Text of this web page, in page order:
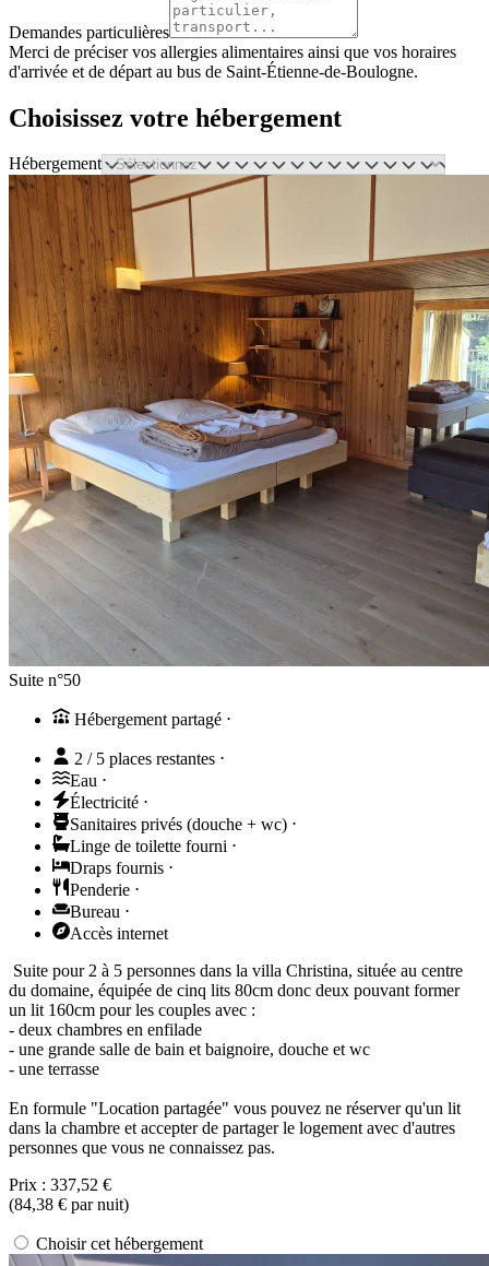
Demandes particulières
Merci de préciser vos allergies alimentaires ainsi que vos horaires
d'arrivée et de départ au bus de Saint-Étienne-de-Boulogne.
Choisissez votre hébergement
Hébergement
Suite n°50
Hébergement partagé ⋅
2 / 5 places restantes ⋅
Eau ⋅
Électricité ⋅
Sanitaires privés (douche + wc) ⋅
Linge de toilette fourni ⋅
Draps fournis ⋅
Penderie ⋅
Bureau ⋅
Accès internet
Suite pour 2 à 5 personnes dans la villa Christina, située au centre
du domaine, équipée de cinq lits 80cm donc deux pouvant former
un lit 160cm pour les couples avec :
- deux chambres en enfilade
- une grande salle de bain et baignoire, douche et wc
- une terrasse
En formule "Location partagée" vous pouvez ne réserver qu'un lit
dans la chambre et accepter de partager le logement avec d'autres
personnes que vous ne connaissez pas.
Prix : 337,52 €
(84,38 € par nuit)
Choisir cet hébergement